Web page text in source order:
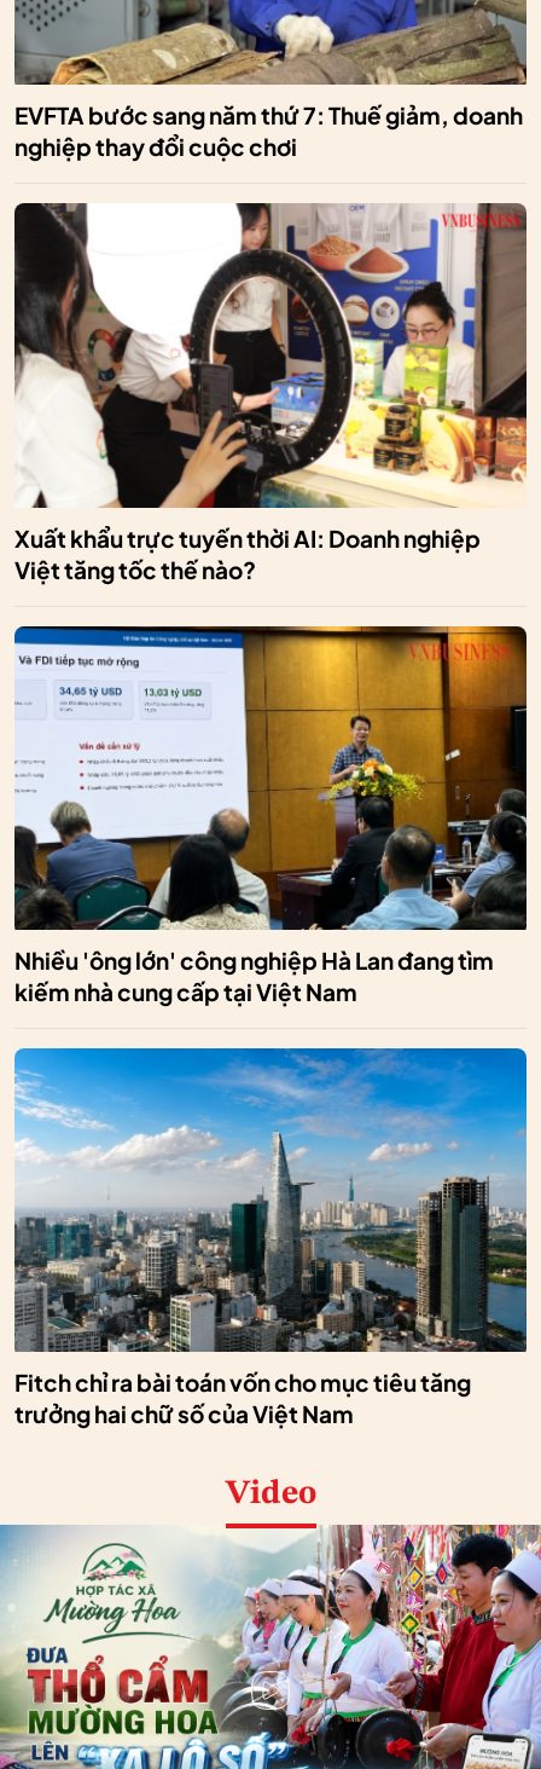
EVFTA bước sang năm thứ 7: Thuế giảm, doanh
nghiệp thay đổi cuộc chơi
Xuất khẩu trực tuyến thời AI: Doanh nghiệp
Việt tăng tốc thế nào?
Nhiều 'ông lớn' công nghiệp Hà Lan đang tìm
kiếm nhà cung cấp tại Việt Nam
Fitch chỉ ra bài toán vốn cho mục tiêu tăng
trưởng hai chữ số của Việt Nam
Video